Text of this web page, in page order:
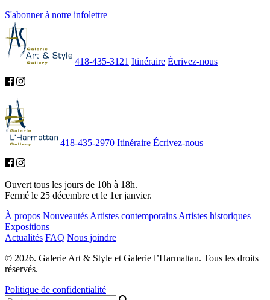
S'abonner à notre infolettre
418-435-3121 Itinéraire Écrivez-nous
418-435-2970 Itinéraire Écrivez-nous
Ouvert tous les jours de 10h à 18h.
Fermé le 25 décembre et le 1er janvier.
À propos Nouveautés Artistes contemporains Artistes historiques
Expositions
Actualités FAQ Nous joindre
© 2026. Galerie Art & Style et Galerie l’Harmattan. Tous les droits
réservés.
Politique de confidentialité